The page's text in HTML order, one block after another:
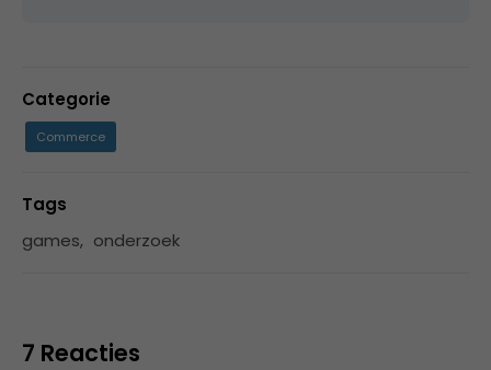
Categorie
Commerce
Tags
games, onderzoek
7 Reacties